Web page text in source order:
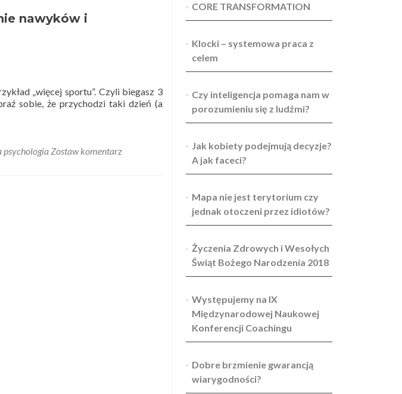
nawyków i
„więcej sportu”. Czyli biegasz 3
sobie, że przychodzi taki dzień (a
psychologia Zostaw komentarz
CORE TRANSFORMATION
Klocki – systemowa praca z
celem
Czy inteligencja pomaga nam w
porozumieniu się z ludźmi?
Jak kobiety podejmują decyzje?
A jak faceci?
Mapa nie jest terytorium czy
jednak otoczeni przez idiotów?
Życzenia Zdrowych i Wesołych
Świąt Bożego Narodzenia 2018
Występujemy na IX
Międzynarodowej Naukowej
Konferencji Coachingu
Dobre brzmienie gwarancją
wiarygodności?